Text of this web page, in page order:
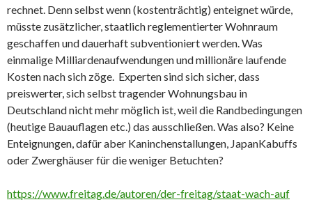
rechnet. Denn selbst wenn (kostenträchtig) enteignet würde,
müsste zusätzlicher, staatlich reglementierter Wohnraum
geschaffen und dauerhaft subventioniert werden. Was
einmalige Milliardenaufwendungen und millionäre laufende
Kosten nach sich zöge. Experten sind sich sicher, dass
preiswerter, sich selbst tragender Wohnungsbau in
Deutschland nicht mehr möglich ist, weil die Randbedingungen
(heutige Bauauflagen etc.) das ausschließen. Was also? Keine
Enteignungen, dafür aber Kaninchenstallungen, JapanKabuffs
oder Zwerghäuser für die weniger Betuchten?
https://www.freitag.de/autoren/der-freitag/staat-wach-auf